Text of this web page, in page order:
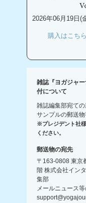
2026年06月19日(
購入はこちら
雑誌『ヨガジャ
付について
雑誌編集部宛ての
サンプルの郵送物
※プレジデント社
ください。
郵送物の宛先
〒163-0808 東京
階 株式会社イン
集部
メールニュース等